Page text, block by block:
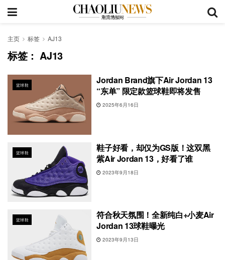
主页 标签 AJ13
标签：AJ13
篮球鞋
Jordan Brand旗下Air Jordan 13
“东单” 限定款篮球鞋即将发售
2025年6月16日
篮球鞋
鞋子好看，却仅为GS版！这双黑
紫Air Jordan 13，好看了谁
2023年9月18日
篮球鞋
符合秋天氛围！全新纯白+小麦Air
Jordan 13球鞋曝光
2023年9月13日